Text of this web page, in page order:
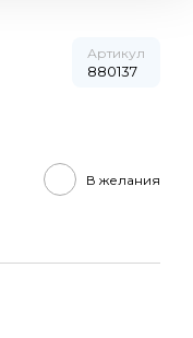
Артикул
880137
В желания